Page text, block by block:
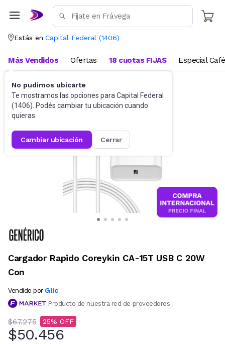
Estás en Capital Federal (1406)
No pudimos ubicarte
Te mostramos las opciones para Capital Federal
(1406). Podés cambiar tu ubicación cuando
quieras.
cambiar ubicación cerrar
Más Vendidos Ofertas 18 cuotas FIJAS Especial Café
Cargadores Cargadores de pared
Cargador Rapido Coreykin CA-15T USB C 20W
Con
Vendido por Glic
Producto de nuestra red de proveedores
$67.275 25
$50.456